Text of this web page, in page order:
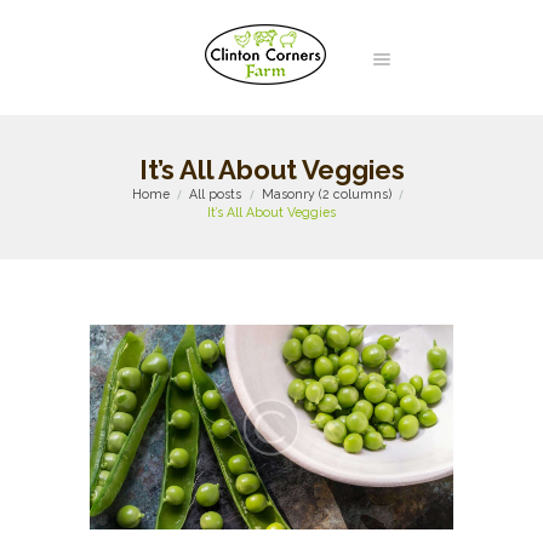
It’s All About Veggies
Home All posts
Masonry (2 columns)
It’s All About Veggies